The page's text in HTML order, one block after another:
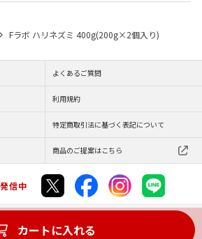
カートに入れる
Fラボ ハリネズミ 400g(200g×2個入り)
よくあるご質問
利用規約
特定商取引法に基づく表記について
商品のご提案はこちら
信中